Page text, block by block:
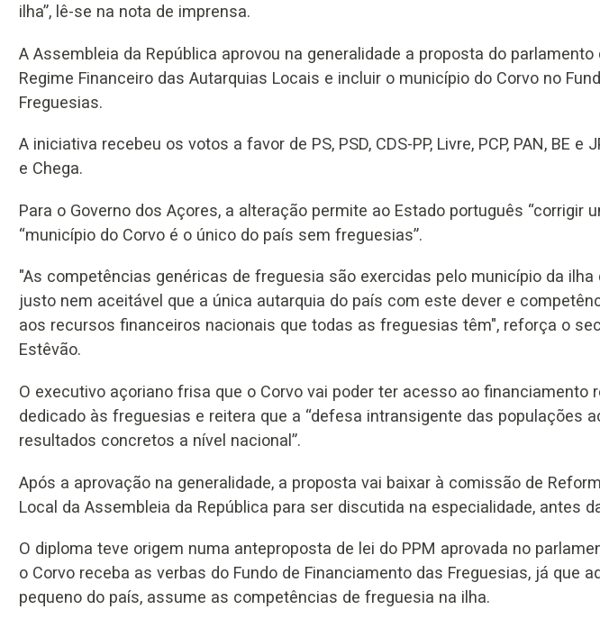
ilha”, lê-se na nota de imprensa.
A Assembleia da República aprovou na generalidade a proposta do
Regime Financeiro das Autarquias Locais e incluir o município do Corvo no
Freguesias.
A iniciativa recebeu os votos a favor de PS, PSD, CDS-PP, Livre, PCP, PAN, BE
e Chega.
Para o Governo dos Açores, a alteração permite ao Estado português “corrigir
“município do Corvo é o único do país sem freguesias”.
"As competências genéricas de freguesia são exercidas pelo município da ilha
justo nem aceitável que a única autarquia do país com este dever e
aos recursos financeiros nacionais que todas as freguesias têm", reforça o
Estêvão.
O executivo açoriano frisa que o Corvo vai poder ter acesso ao financiamento
dedicado às freguesias e reitera que a “defesa intransigente das populações
resultados concretos a nível nacional”.
Após a aprovação na generalidade, a proposta vai baixar à comissão de
Local da Assembleia da República para ser discutida na especialidade, antes
O diploma teve origem numa anteproposta de lei do PPM aprovada no
o Corvo receba as verbas do Fundo de Financiamento das Freguesias, já que
pequeno do país, assume as competências de freguesia na ilha.